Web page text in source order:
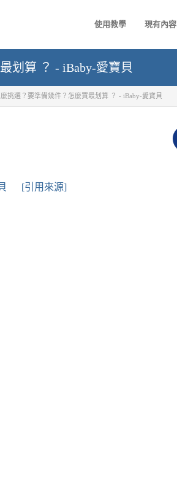
使用教學 現有內容
划算 ？ - iBaby-愛寶貝
挑選？要準備幾件？怎麼買最划算 ？ - iBaby-愛寶貝
[引用來源]